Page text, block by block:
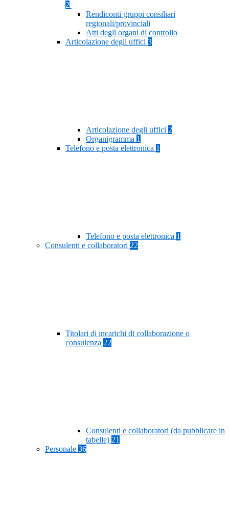
2
Rendiconti gruppi consiliari
regionali/provinciali
Atti degli organi di controllo
Articolazione degli uffici 3
Articolazione degli uffici 2
Organigramma 1
Telefono e posta elettronica 1
Telefono e posta elettronica 1
Consulenti e collaboratori 22
Titolari di incarichi di collaborazione o
consulenza 22
Consulenti e collaboratori (da pubblicare in
tabelle) 21
Personale 36